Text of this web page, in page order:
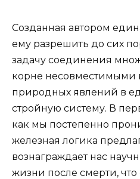
Созданная автором
ему разрешить до сих
задачу соединения
корне несов­местимыми
природных явлений в
стройную систему. В
как мы постепенно
железная логика
вознаграждает нас
жизни после смерти, что